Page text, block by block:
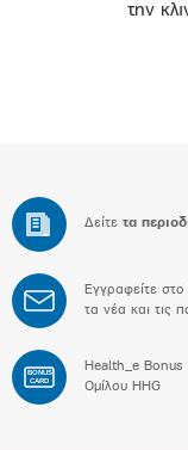
την
Δείτε τα
Εγγραφείτε
τα νέα και τις
BONUS
CARD
Health_e
Ομίλου HHG